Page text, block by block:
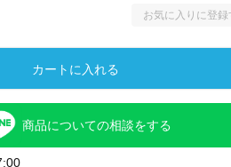
お気に入りに登録
カートに入れる
商品についての相談をする